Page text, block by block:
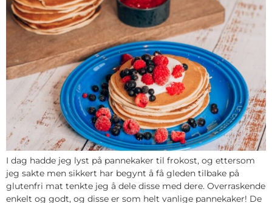
I dag hadde jeg lyst på pannekaker til frokost, og ettersom
jeg sakte men sikkert har begynt å få gleden tilbake på
glutenfri mat tenkte jeg å dele disse med dere. Overraskende
enkelt og godt, og disse er som helt vanlige pannekaker! De